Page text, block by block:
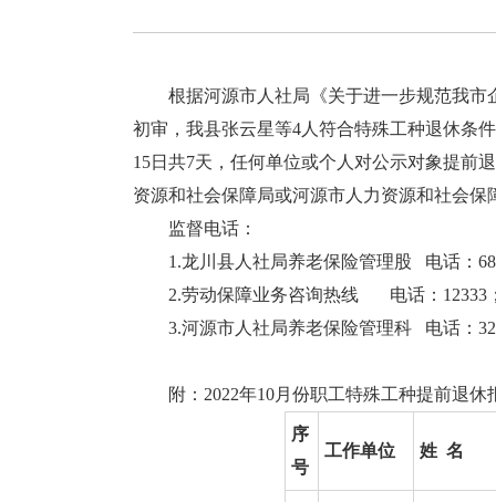
根据河源市人社局《关于进一步规范我市
初审，我县张云星等4人符合特殊工种退休条
15日共7天，任何单位或个人对公示对象提前
资源和社会保障局或河源市人力资源和社会
监督电话：
1.龙川县人社局养老保险管理股 电话：
2.劳动保障业务咨询热线 电话：12333
3.河源市人社局养老保险管理科 电话：
附：2022年10月份职工特殊工种提前退休
序
号
工作单位 姓  名